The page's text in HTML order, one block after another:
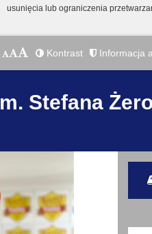
usunięcia lub ograniczenia
Kontrast Informacja
Stefana